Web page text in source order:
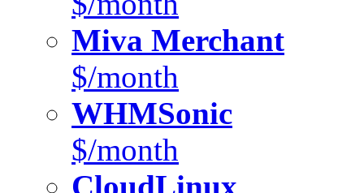
Miva Merchant
$/month
WHMSonic
$/month
CloudLinux